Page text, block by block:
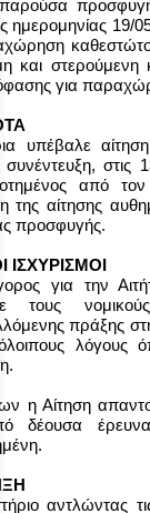
ημερομηνίας 19/
και στερούμενη
για
υπέβαλε
συνέντευξη, στις
από
της αίτησης
προσφυγής.
ΙΣΧΥΡΙΣΜΟΙ
για την
τους
πράξης
λόγους
η Αίτηση
δέουσα
αντλώντας